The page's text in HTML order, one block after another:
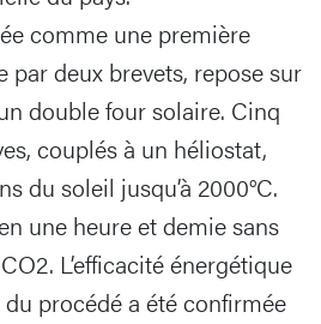
comme une première
par deux brevets, repose sur
double four solaire. Cinq
couplés à un héliostat,
du soleil jusqu’à 2000°C.
une heure et demie sans
L’efficacité énergétique
procédé a été confirmée